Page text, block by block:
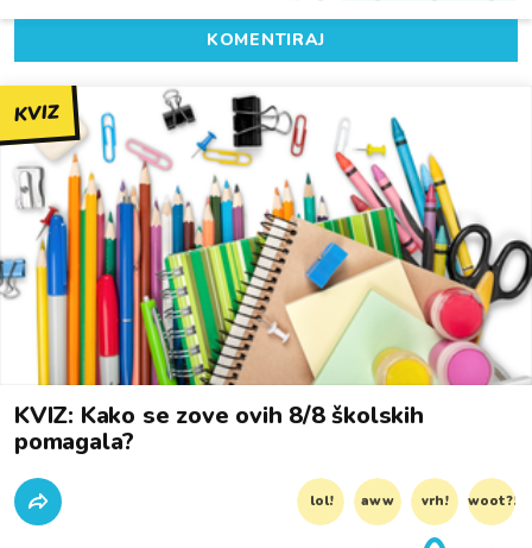
KOMENTIRAJ
KVIZ
KVIZ: Kako se zove ovih 8/8 školskih
pomagala?
lol! aww vrh! woot?!